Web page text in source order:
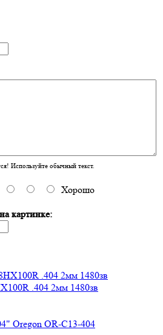
Используйте обычный текст.
Хорошо
картинке:
.404 2мм 1480зв